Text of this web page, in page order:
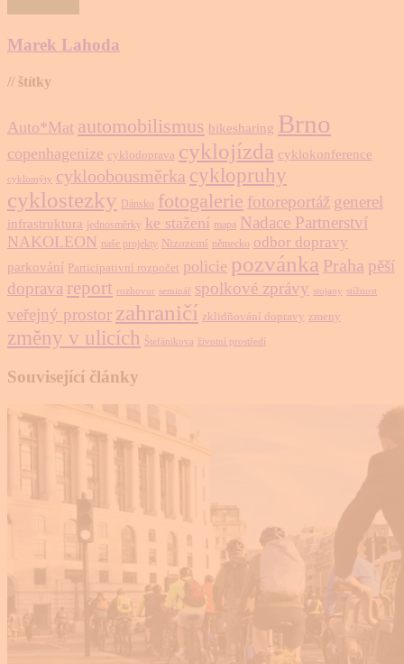
Marek Lahoda
// štítky
Auto*Mat automobilismus bikesharing Brno
copenhagenize cyklodoprava cyklojízda cyklokonference
cyklomýty cykloobousměrka cyklopruhy
cyklostezky Dánsko fotogalerie fotoreportáž generel
infrastruktura jednosměrky ke stažení mapa Nadace Partnerství
NAKOLEON naše projekty Nizozemí německo odbor dopravy
parkování Participativní rozpočet policie pozvánka Praha pěší
doprava report rozhovor seminář spolkové zprávy stojany stížnost
veřejný prostor zahraničí zklidňování dopravy zmeny
změny v ulicích Štefánikova životní prostředí
Související články